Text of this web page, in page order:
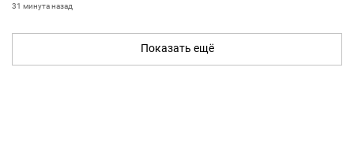
31 минута назад
Показать ещё